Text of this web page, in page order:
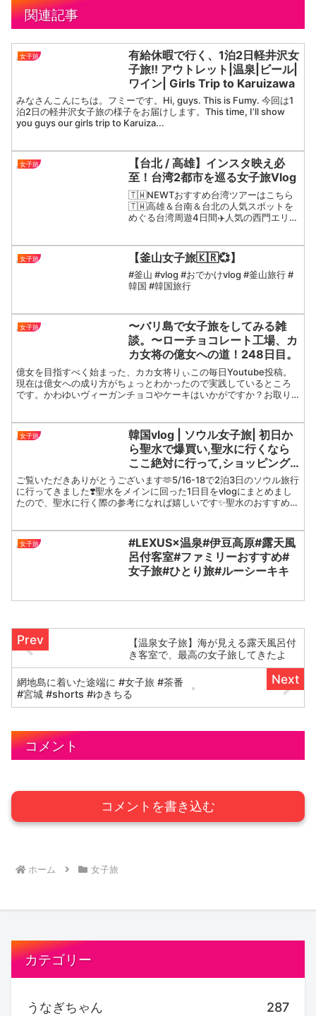
関連記事
女子旅
有給休暇で行く、1泊2日軽井沢女
子旅!! アウトレット|温泉|ビール|
ワイン| Girls Trip to Karuizawa
みなさんこんにちは。フミーです。Hi, guys. This is Fumy. 今回は1
泊2日の軽井沢女子旅の様子をお届けします。This time, I’ll show
you guys our girls trip to Karuiza...
女子旅
【台北 / 高雄】インスタ映え必
至！台湾2都市を巡る女子旅Vlog
🇹🇼NEWTおすすめ台湾ツアーはこちら
🇹🇼高雄＆台南＆台北の人気スポットを
めぐる台湾周遊4日間✈️人気の西門エリア
喫✨海外ツアーが20%OFF✈︎おトクなク
ーポンもチェ...
女子旅 【釜山女子旅🇰🇷💞】
#釜山 #vlog #おでかけvlog #釜山旅行 #
韓国 #韓国旅行
女子旅
〜バリ島で女子旅をしてみる雑
談。〜ローチョコレート工場、カ
カ女将の億女への道！248日目。
億女を目指すべく始まった、カカ女将りぃこの毎日Youtube投稿。
現在は億女への成り方がちょっとわかったので実践しているところ
です。かわゆいヴィーガンチョコやケーキはいかがですか？お取り
女子旅
韓国vlog | ソウル女子旅| 初日か
ら聖水で爆買い,聖水に行くなら
ここ絶対に行って,ショッピング
にご飯に大忙しで大充実な1日
ご覧いただきありがとうございます🫶5/16-18で2泊3日のソウル旅行
に行ってきました❣️聖水をメインに回った1日目をvlogにまとめまし
たので、聖水に行く際の参考になれば嬉しいです✨聖水のおすすめシ
女子旅
#LEXUS×温泉#伊豆高原#露天風
呂付客室#ファミリーおすすめ#
女子旅#ひとり旅#ルーシーキキ
【温泉女子旅】海が見える露天風呂付
き客室で、最高の女子旅してきたよ
網地島に着いた途端に #女子旅 #茶番
#宮城 #shorts #ゆきちる
コメント
コメントを書き込む
ホーム 女子旅
カテゴリー
うなぎちゃん 287